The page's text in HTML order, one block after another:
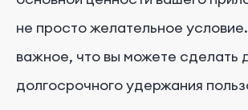
не просто желательное
важное, что вы можете сделать
долгосрочного удержания